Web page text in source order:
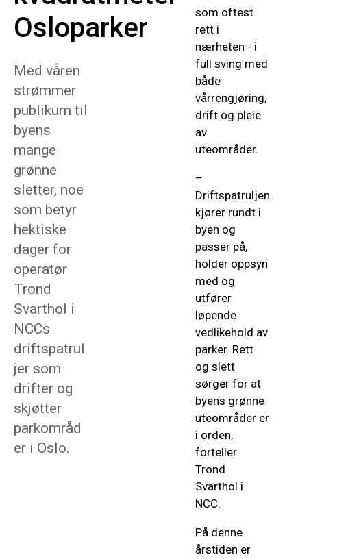
Osloparker
Med våren
strømmer
publikum til
byens
mange
grønne
sletter, noe
som betyr
hektiske
dager for
operatør
Trond
Svarthol i
NCCs
driftspatrul
jer som
drifter og
skjøtter
parkområd
er i Oslo.
som oftest
rett i
nærheten - i
full sving med
både
vårrengjøring,
drift og pleie
av
uteområder.
­–
Driftspatruljen
kjører rundt i
byen og
passer på,
holder oppsyn
med og
utfører
løpende
vedlikehold av
parker. Rett
og slett
sørger for at
byens grønne
uteområder er
i orden,
forteller
Trond
Svarthol i
NCC.
På denne
årstiden er